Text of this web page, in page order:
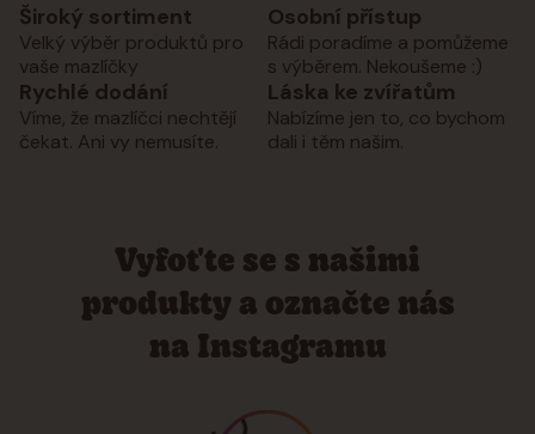
Široký sortiment
Velký výběr produktů pro
vaše mazlíčky
Osobní přístup
Rádi poradíme a pomůžeme
s výběrem. Nekoušeme :)
Rychlé dodání
Víme, že mazlíčci nechtějí
čekat. Ani vy nemusíte.
Láska ke zvířatům
Nabízíme jen to, co bychom
dali i těm našim.
Vyfoťte se s našimi
produkty a označte nás
na Instagramu